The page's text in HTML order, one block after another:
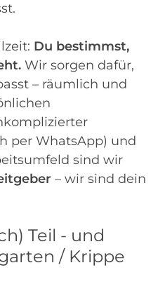
Du bestimmst,
Wir sorgen dafür,
– räumlich und
per WhatsApp) und
sind wir
– wir sind dein
Teil - und
/ Krippe